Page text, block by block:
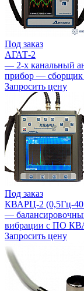
Под заказ
АГАТ-2
— 2-х канальный
прибор —
Запросить цену
Под заказ
КВАРЦ-2 (0,5Гц-
—
вибрации с ПО
Запросить цену